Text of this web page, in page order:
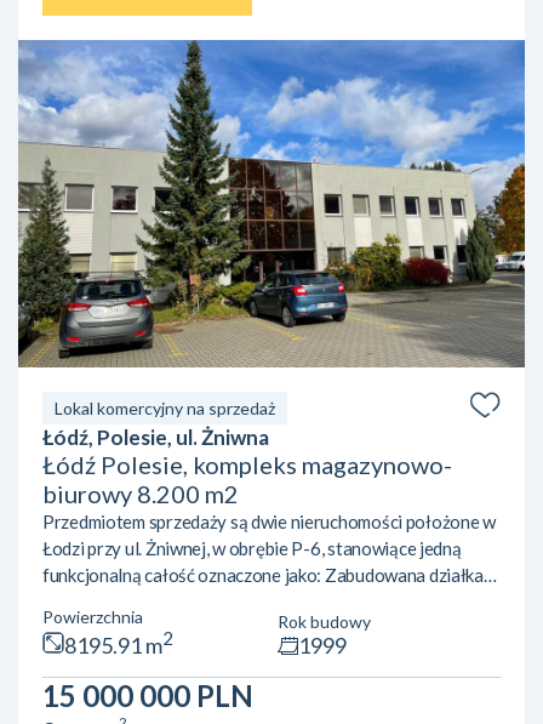
Lokal komercyjny na sprzedaż
Łódź, Polesie, ul. Żniwna
Łódź Polesie, kompleks magazynowo-
biurowy 8.200 m2
Przedmiotem sprzedaży są dwie nieruchomości położone w
Łodzi przy ul. Żniwnej, w obrębie P-6, stanowiące jedną
funkcjonalną całość oznaczone jako: Zabudowana działka
przy ul. Żniwnej. Działka zabudowana budynkami biurowo
magazynowymi stanowiącymi odrębne od gruntu prawo
własności. Zabudowana działka gruntu nr 57/29 o
powierzchni 1167 m2 położona w Łodzi przy ul. Żniwnej.
Powierzchnia
8195.91 m2
Rok budowy
1999
15 000 000 PLN